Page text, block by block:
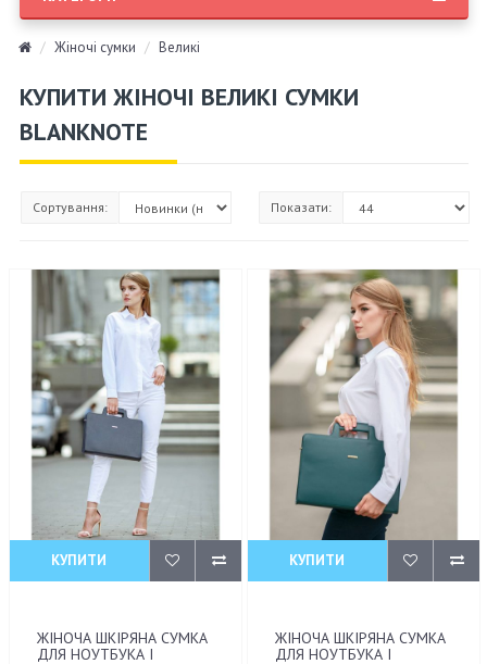
Жіночі сумки Великі
КУПИТИ ЖІНОЧІ ВЕЛИКІ СУМКИ
BLANKNOTE
Сортування: Показати:
КУПИТИ
ЖІНОЧА ШКІРЯНА СУМКА
ДЛЯ НОУТБУКА І
КУПИТИ
ЖІНОЧА ШКІРЯНА СУМКА
ДЛЯ НОУТБУКА І